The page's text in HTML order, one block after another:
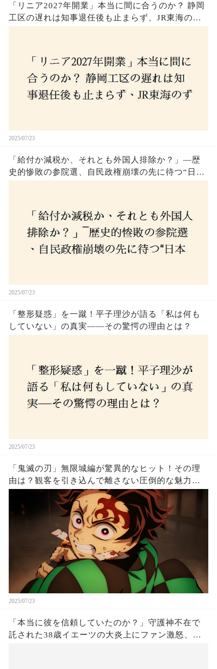
「リニア2027年開業」本当に間に合うのか？ 静岡
工区の遅れは知事退任後も止まらず、JR東海のず
2025/07/23
「給付か減税か、それとも外国人排除か？」―歴
史的惨敗の参院選、自民政権崩壊の先に待つ“日本
2025/07/23
「整形疑惑」を一蹴！平子理沙が語る「私は何も
していない」の真実——その驚愕の理由とは？
2025/07/23
「鬼滅の刃」無限城編が驚異的なヒット！その理
由は？観客を引き込んで離さない圧倒的な魅力と
2025/07/23
「本当に彼を信頼していたのか？」守護神不在で
託された38歳イエーツの大炎上にファン激怒、ド